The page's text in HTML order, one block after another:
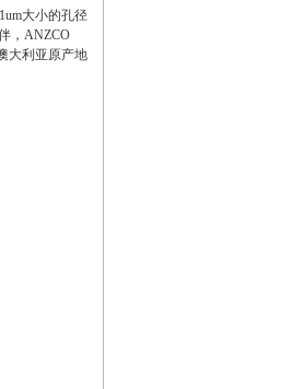
大小的孔径
，ANZCO
大利亚原产地